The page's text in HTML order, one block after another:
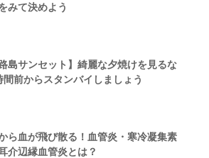
みて決めよう
路島サンセット】綺麗な夕焼けを見るな
間前からスタンバイしましょう
ら血が飛び散る！血管炎・寒冷凝集素
介辺縁血管炎とは？